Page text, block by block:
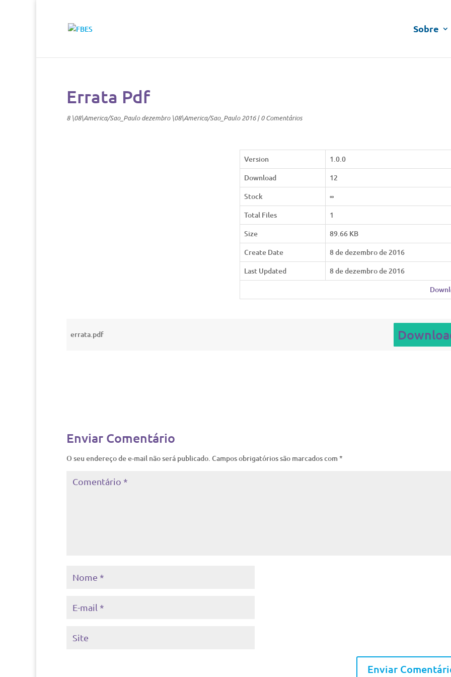
Sobre
Errata Pdf
8 \08\America/Sao_Paulo dezembro \08\America/Sao_Paulo 2016|0 Comentários
Version
1.0.0
Download
12
Stock
∞
Total Files
1
Size
89.66 KB
Create Date
8 de dezembro de 2016
Last Updated
8 de dezembro de 2016
errata.pdf
Enviar Comentário
O seu endereço de e-mail não será publicado. Campos obrigatórios são marcados com *